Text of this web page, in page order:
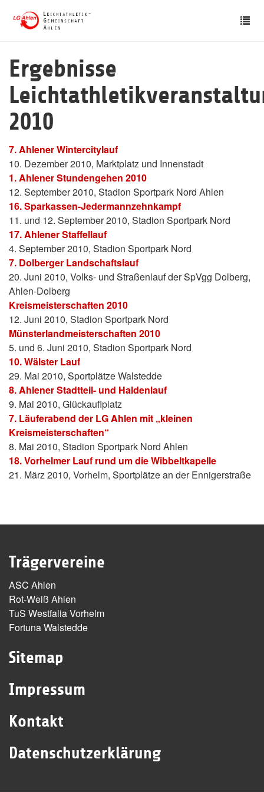
Ergebnisse
2010
7. Ahlener Wintercitylauf
10. Dezember 2010, Marktplatz und Innenstadt
1. Ahlener Stundengehen 2010
12. September 2010, Stadion Sportpark Nord Ahlen
16. Sparkassen-Jedermannzehnkampf
11. und 12. September 2010, Stadion Sportpark Nord
17. Ahlener Staffellauf
4. September 2010, Stadion Sportpark Nord
7. Dolberger Landschaftslauf
20. Juni 2010, Volks- und Straßenlauf der SpVgg Dolberg,
Ahlen-Dolberg
Kreismeisterschaften 2010
12. Juni 2010, Stadion Sportpark Nord
Münsterlandmeisterschaften 2010
5. und 6. Juni 2010, Stadion Sportpark Nord
10. Wälster Lauf
29. Mai 2010, Sportplätze Walstedde
8. Ahlener Stadtteil- und Haldenlauf
9. Mai 2010, Glückauflplatz
7. Läuferabend der LG Ahlen mit „kleinen
Kreismeisterschaften“
8. Mai 2010, Stadion Sportpark Nord Ahlen
18. Vorhelmer Lauf rund um die Wibbeltkapelle
21. März 2010, Vorhelm, Sportplätze an der Ennigerstraße
Trägervereine
ASC Ahlen
Rot-Weiß Ahlen
TuS Westfalia Vorhelm
Fortuna Walstedde
Sitemap
Impressum
Kontakt
Datenschutzerklärung